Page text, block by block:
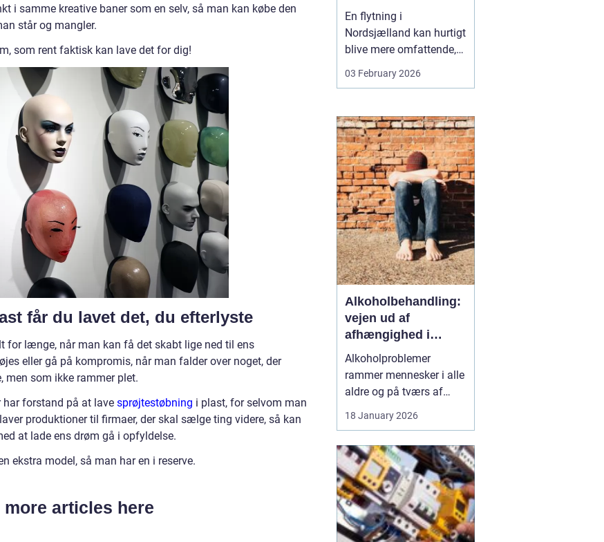
i samme kreative baner som en selv, så man kan købe den
står og mangler.
som rent faktisk kan lave det for dig!
får du lavet det, du efterlyste
for længe, når man kan få det skabt lige ned til ens
eller gå på kompromis, når man falder over noget, der
men som ikke rammer plet.
har forstand på at lave sprøjtestøbning i plast, for selvom man
produktioner til firmaer, der skal sælge ting videre, så kan
at lade ens drøm gå i opfyldelse.
ekstra model, så man har en i reserve.
more articles here
partner til din
flytning
En flytning i
Nordsjælland kan hurtigt
blive mere omfattende,
end man først tror. Der er
nøgler, flyttekasser,
parkering, møbler der
skal skilles ad, og
ejendele med
affektionsværdi, som
helst skal komme sikkert
frem. Mange vælger
der...
03 February 2026
Alkoholbehandling:
vejen ud af
afhængighed i
trygge rammer
Alkoholproblemer
rammer mennesker i alle
aldre og på tværs af
starter det med hygge,
at dæmpe uro og svære
følelser på. Langsomt
flytter alkoholen græns...
18 January 2026